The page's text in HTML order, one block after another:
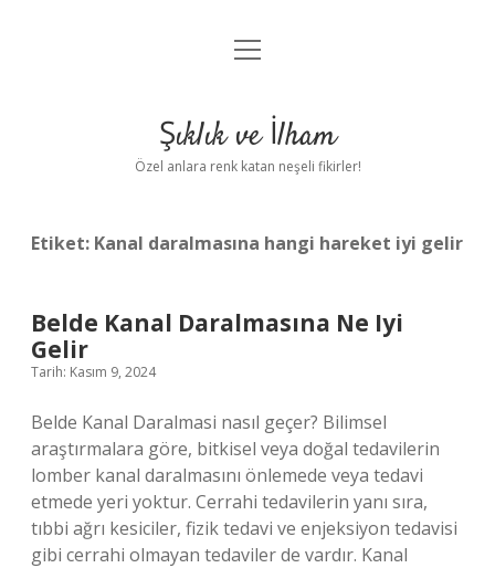
Anasayfa
Yasal Uyarı
menüyü
Şıklık ve İlham
Özel anlara renk katan neşeli fikirler!
Etiket: Kanal daralmasına hangi hareket iyi gelir
Belde Kanal Daralmasına Ne Iyi
Gelir
Tarih: Kasım 9, 2024
Belde Kanal Daralmasi nasıl geçer? Bilimsel
araştırmalara göre, bitkisel veya doğal tedavilerin
lomber kanal daralmasını önlemede veya tedavi
etmede yeri yoktur. Cerrahi tedavilerin yanı sıra,
tıbbi ağrı kesiciler, fizik tedavi ve enjeksiyon tedavisi
gibi cerrahi olmayan tedaviler de vardır. Kanal